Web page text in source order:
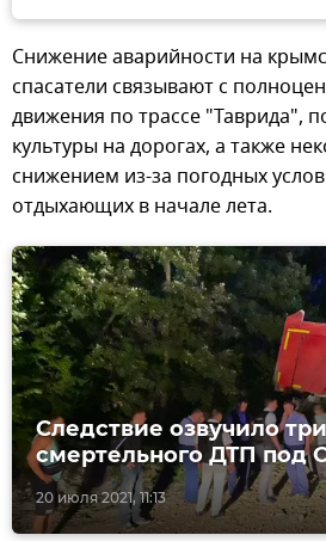
Снижение аварийности на
спасатели связывают с
движения по трассе "Таврида",
культуры на дорогах, а также
снижением из-за погодных
отдыхающих в начале лета.
20 июля 2021, 11:13
Следствие озвучило
смертельного ДТП под